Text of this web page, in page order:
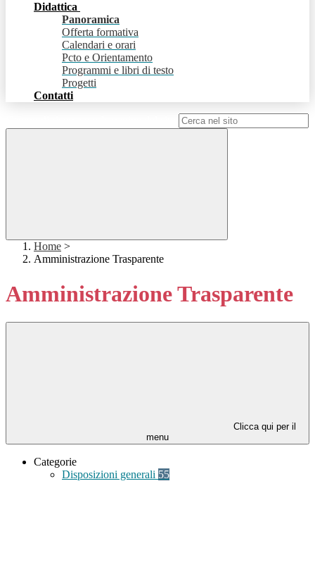
Didattica
Panoramica
Offerta formativa
Calendari e orari
Pcto e Orientamento
Programmi e libri di testo
Progetti
Contatti
Home >
Amministrazione Trasparente
Amministrazione Trasparente
Clicca qui per il
menu
Categorie
Disposizioni generali 55